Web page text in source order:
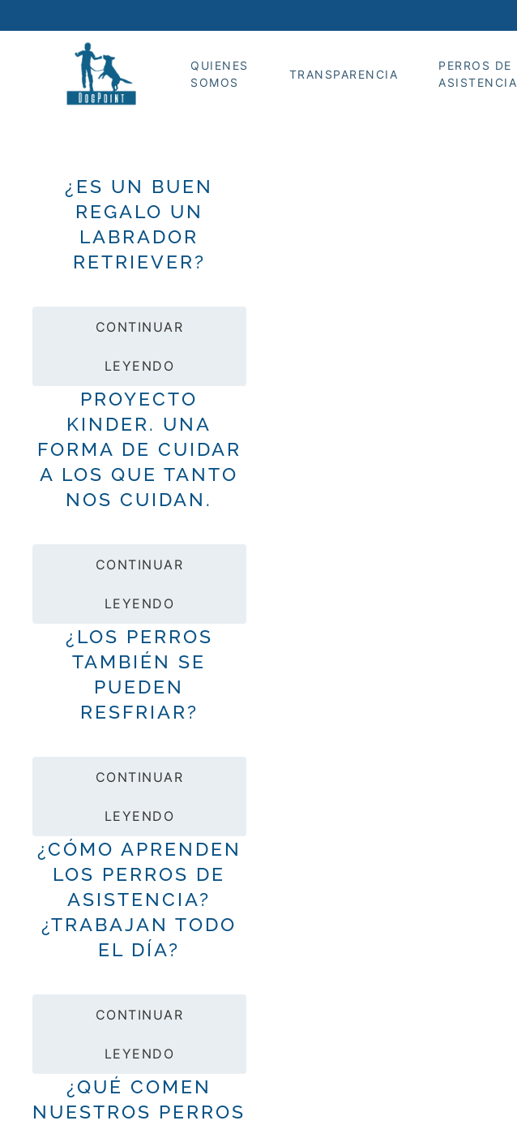
QUIENES
SOMOS
TRANSPARENCIA
PERROS DE
ASISTENCIA
¿ES UN BUEN
REGALO UN
LABRADOR
RETRIEVER?
CONTINUAR
LEYENDO
PROYECTO
KINDER. UNA
FORMA DE CUIDAR
A LOS QUE TANTO
NOS CUIDAN.
CONTINUAR
LEYENDO
¿LOS PERROS
TAMBIÉN SE
PUEDEN
RESFRIAR?
CONTINUAR
LEYENDO
¿CÓMO APRENDEN
LOS PERROS DE
ASISTENCIA?
¿TRABAJAN TODO
EL DÍA?
CONTINUAR
LEYENDO
¿QUÉ COMEN
NUESTROS PERROS